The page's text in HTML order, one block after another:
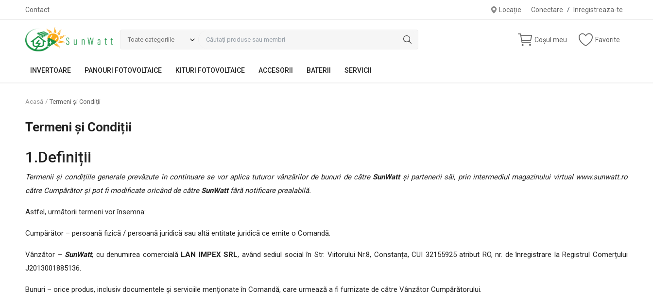
Contact Locație Conectare / Inregistreaza-te
Toate categoriile Coșul meu Favorite
INVERTOARE PANOURI FOTOVOLTAICE KITURI FOTOVOLTAICE ACCESORII BATERII SERVICII
Acasă Termeni și Condiții
Termeni și Condiții
1.Definiții
Termenii și condițiile generale prevăzute în continuare se vor aplica tuturor vânzărilor de bunuri de către SunWattși partenerii săi, prin intermediul magazinului virtual www.sunwatt.ro
către Cumpărător și pot fi modificate oricând de către SunWattfără notificare prealabilă.
Astfel, următorii termeni vor însemna:
Cumpărător – persoană fizică / persoană juridică sau altă entitate juridică ce emite o Comandă.
Vânzător – SunWatt, cu denumirea comercială LAN IMPEX SRL, având sediul social în Str. Viitorului Nr.8, Constanța, CUI 32155925 atribut RO, nr. de înregistrare la Registrul Comerțului
J2013001885136.
Bunuri – orice produs, inclusiv documentele și serviciile menționate în Comandă, care urmează a fi furnizate de către Vânzător Cumpărătorului.